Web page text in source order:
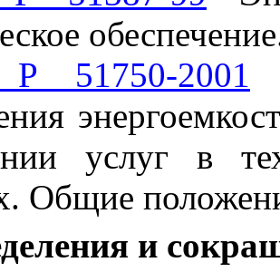
51750-2001
услуг в
Общие
и